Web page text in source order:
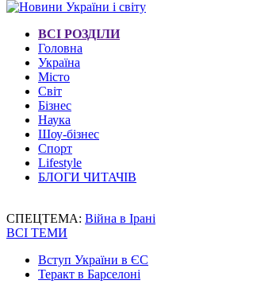
ВСІ РОЗДІЛИ
Головна
Україна
Місто
Світ
Бізнес
Наука
Шоу-бізнес
Спорт
Lifestyle
БЛОГИ ЧИТАЧІВ
СПЕЦТЕМА: Війна в Ірані
ВСІ ТЕМИ
Вступ України в ЄС
Теракт в Барселоні